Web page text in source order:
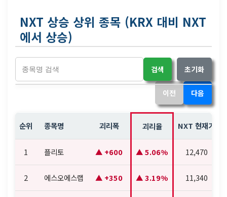
NXT 상승 상위 종목 (KRX 대비 NXT
에서 상승)
검색 초기화
이전 다음
순위 종목명 괴리폭 괴리율 NXT 현재가
1 플리토 +600 5.06% 12,470
2 에스오에스랩 +350 3.19% 11,340